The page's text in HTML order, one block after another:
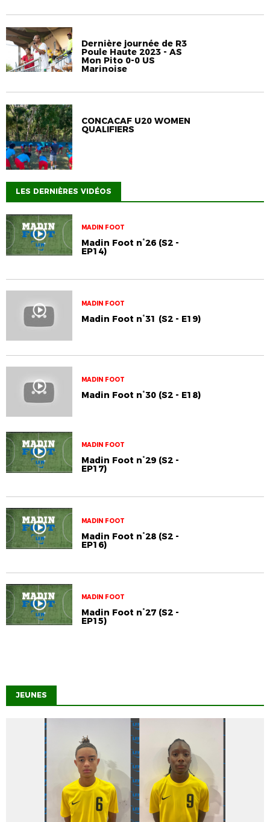
Dernière journée de R3
Poule Haute 2023 - AS
Mon Pito 0-0 US
Marinoise
CONCACAF U20 WOMEN
QUALIFIERS
LES DERNIÈRES VIDÉOS
MADIN FOOT
Madin Foot n°26 (S2 -
EP14)
MADIN FOOT
Madin Foot n°31 (S2 - E19)
MADIN FOOT
Madin Foot n°30 (S2 - E18)
MADIN FOOT
Madin Foot n°29 (S2 -
EP17)
MADIN FOOT
Madin Foot n°28 (S2 -
EP16)
MADIN FOOT
Madin Foot n°27 (S2 -
EP15)
JEUNES